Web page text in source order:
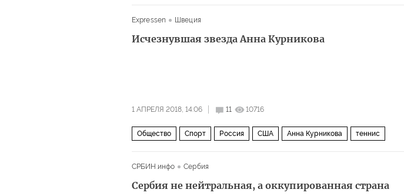
Expressen
Швеция
Исчезнувшая звезда Анна Курникова
1 АПРЕЛЯ 2018, 14:06 11 10716
Общество Спорт Россия США Анна Курникова теннис
СРБИН.инфо Сербия
Сербия не нейтральная, а оккупированная страна